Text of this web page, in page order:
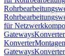
für
GatewaysKonverter
Konverter
GatewaysKonverter